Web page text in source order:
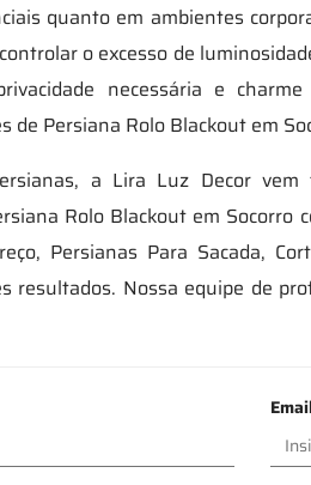
quanto em ambientes
o excesso de
necessária e
de Persiana Rolo Blackout em
a Lira Luz Decor vem
Rolo Blackout em Socorro
Persianas Para Sacada,
resultados. Nossa equipe de